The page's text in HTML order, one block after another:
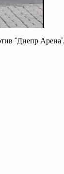
“Днепр Арена”.